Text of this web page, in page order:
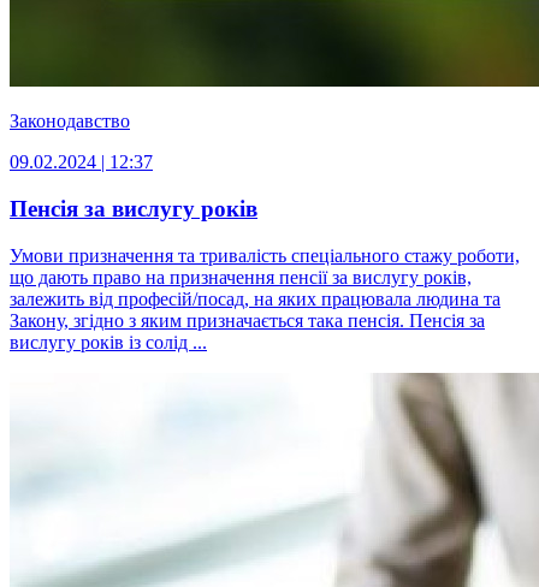
Законодавство
09.02.2024 | 12:37
Пенсія за вислугу років
Умови призначення та тривалість спеціального стажу роботи,
що дають право на призначення пенсії за вислугу років,
залежить від професій/посад, на яких працювала людина та
Закону, згідно з яким призначається така пенсія. Пенсія за
вислугу років із солід ...